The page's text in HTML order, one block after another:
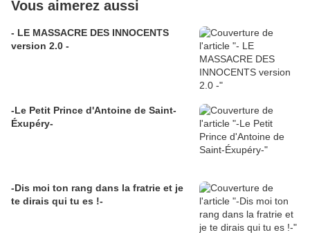
Vous aimerez aussi
- LE MASSACRE DES INNOCENTS
version 2.0 -
-Le Petit Prince d'Antoine de Saint-
Éxupéry-
-Dis moi ton rang dans la fratrie et je
te dirais qui tu es !-